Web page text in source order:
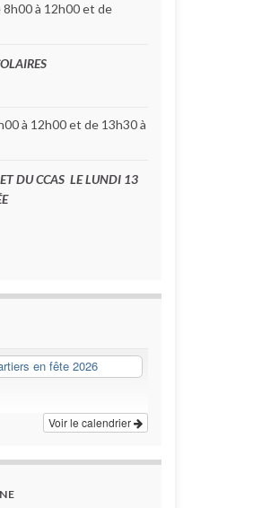
8h00 à 12h00 et de
à 12h00 et de 13h30 à
DU CCAS LE LUNDI 13
en fête 2026
Voir le calendrier